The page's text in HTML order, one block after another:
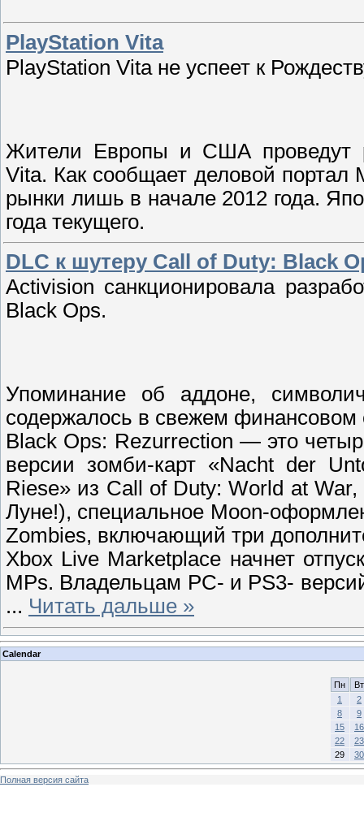
PlayStation Vita
PlayStation Vita не успеет к
Жители Европы и США проведут
Vita. Как сообщает деловой портал
рынки лишь в начале 2012 года.
года текущего.
DLC к шутеру Call of Duty: Black
Activision санкционировала
Black Ops.
Упоминание об аддоне,
содержалось в свежем финансовом
Black Ops: Rezurrection — это
версии зомби-карт «Nacht der
Riese» из Call of Duty: World at
Луне!), специальное Moon-
Zombies, включающий три
Xbox Live Marketplace начнет
MPs. Владельцам PC- и PS3-
... Читать дальше »
Calendar
Пн
Вт
1
2
8
9
15
16
22
23
29
30
Полная версия сайта